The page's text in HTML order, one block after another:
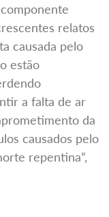
relatos
causada pelo
estão
a falta de ar
da
causados pelo
repentina”,